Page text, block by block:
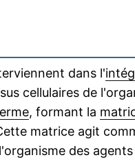
dans l'
cellulaires de
, formant la
matrice agit
des